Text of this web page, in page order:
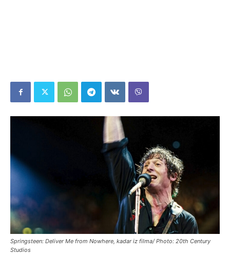
Springsteen: Deliver Me from Nowhere, kadar iz filma/ Photo: 20th Century
Studios